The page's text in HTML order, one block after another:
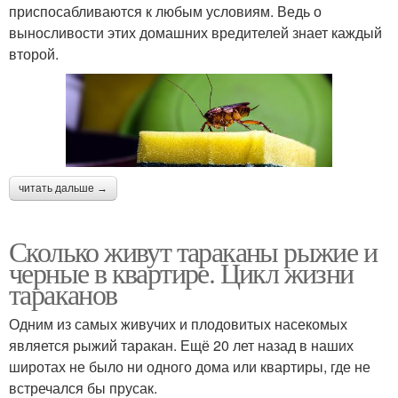
приспосабливаются к любым условиям. Ведь о
выносливости этих домашних вредителей знает каждый
второй.
читать дальше →
Сколько живут тараканы рыжие и
черные в квартире. Цикл жизни
тараканов
Одним из самых живучих и плодовитых насекомых
является рыжий таракан. Ещё 20 лет назад в наших
широтах не было ни одного дома или квартиры, где не
встречался бы прусак.